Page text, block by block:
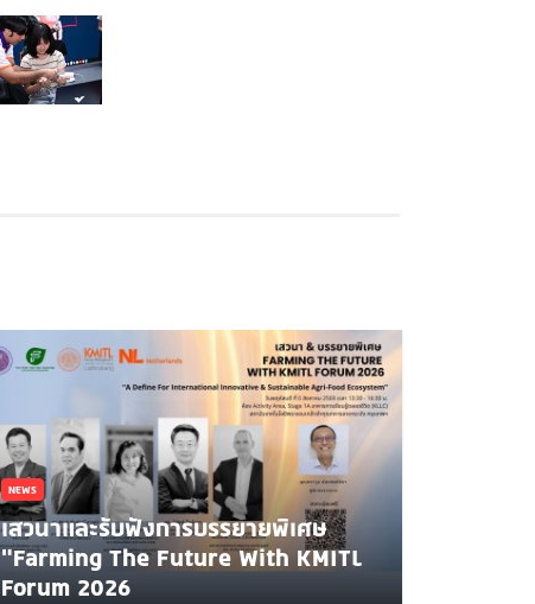
NEWS
เสวนาและรับฟังการบรรยายพิเศษ
"Farming The Future With KMITL
Forum 2026